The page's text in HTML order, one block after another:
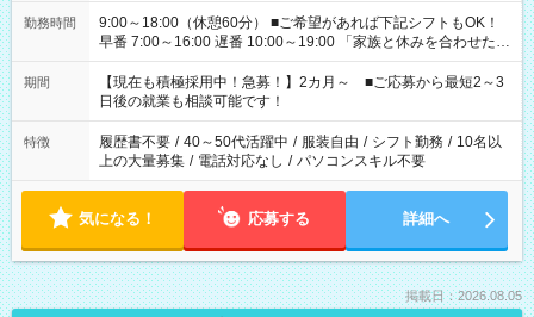
勤務時間
9:00～18:00（休憩60分） ■ご希望があれば下記シフトもOK！
早番 7:00～16:00 遅番 10:00～19:00 「家族と休みを合わせた
い」 「余裕を持って夕飯の準備がしたい」 「できれば残業はし
たくない」 など、ご希望を教えてくださいね。 ※Wワーク希望
の方へ 今ご覧のお仕事で希望する勤務時間と、もう1つのお仕事
の勤務時間。 合計で週40時間を超える場合は応募できません。
期間
【現在も積極採用中！急募！】2カ月～ ■ご応募から最短2～3
日後の就業も相談可能です！
特徴 履歴書不要 / 40～50代活躍中 / 服装自由 / シフト勤務 / 10名以
上の大量募集 / 電話対応なし / パソコンスキル不要
気になる！ 応募する 詳細へ
掲載日：2026.08.05